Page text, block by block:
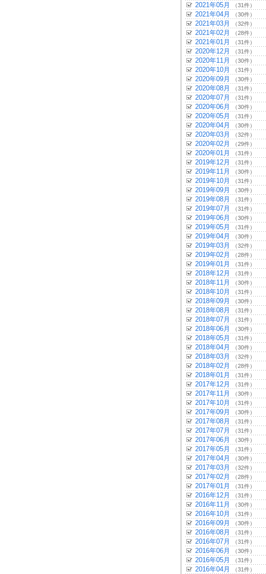
2021年05月 （31件）
2021年04月 （30件）
2021年03月 （32件）
2021年02月 （28件）
2021年01月 （31件）
2020年12月 （31件）
2020年11月 （30件）
2020年10月 （31件）
2020年09月 （30件）
2020年08月 （31件）
2020年07月 （31件）
2020年06月 （30件）
2020年05月 （31件）
2020年04月 （30件）
2020年03月 （32件）
2020年02月 （29件）
2020年01月 （31件）
2019年12月 （31件）
2019年11月 （30件）
2019年10月 （31件）
2019年09月 （30件）
2019年08月 （31件）
2019年07月 （31件）
2019年06月 （30件）
2019年05月 （31件）
2019年04月 （30件）
2019年03月 （32件）
2019年02月 （28件）
2019年01月 （31件）
2018年12月 （31件）
2018年11月 （30件）
2018年10月 （31件）
2018年09月 （30件）
2018年08月 （31件）
2018年07月 （31件）
2018年06月 （30件）
2018年05月 （31件）
2018年04月 （30件）
2018年03月 （32件）
2018年02月 （28件）
2018年01月 （31件）
2017年12月 （31件）
2017年11月 （30件）
2017年10月 （31件）
2017年09月 （30件）
2017年08月 （31件）
2017年07月 （31件）
2017年06月 （30件）
2017年05月 （31件）
2017年04月 （30件）
2017年03月 （32件）
2017年02月 （28件）
2017年01月 （31件）
2016年12月 （31件）
2016年11月 （30件）
2016年10月 （31件）
2016年09月 （30件）
2016年08月 （31件）
2016年07月 （31件）
2016年06月 （30件）
2016年05月 （31件）
2016年04月 （31件）